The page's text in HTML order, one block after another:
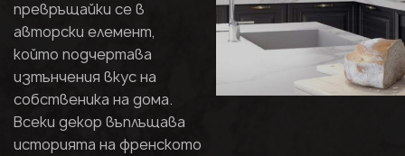
превръщайки се в
авторски елемент,
който подчертава
изтънчения вкус на
собственика на дома.
Всеки декор въплъщава
историята на френското